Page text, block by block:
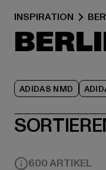
INSPIRATION
ADIDAS NMD
600 ARTIKEL